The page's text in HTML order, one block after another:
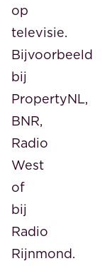
op
televisie.
Bijvoorbeeld
bij
PropertyNL,
BNR,
Radio
West
of
bij
Radio
Rijnmond.